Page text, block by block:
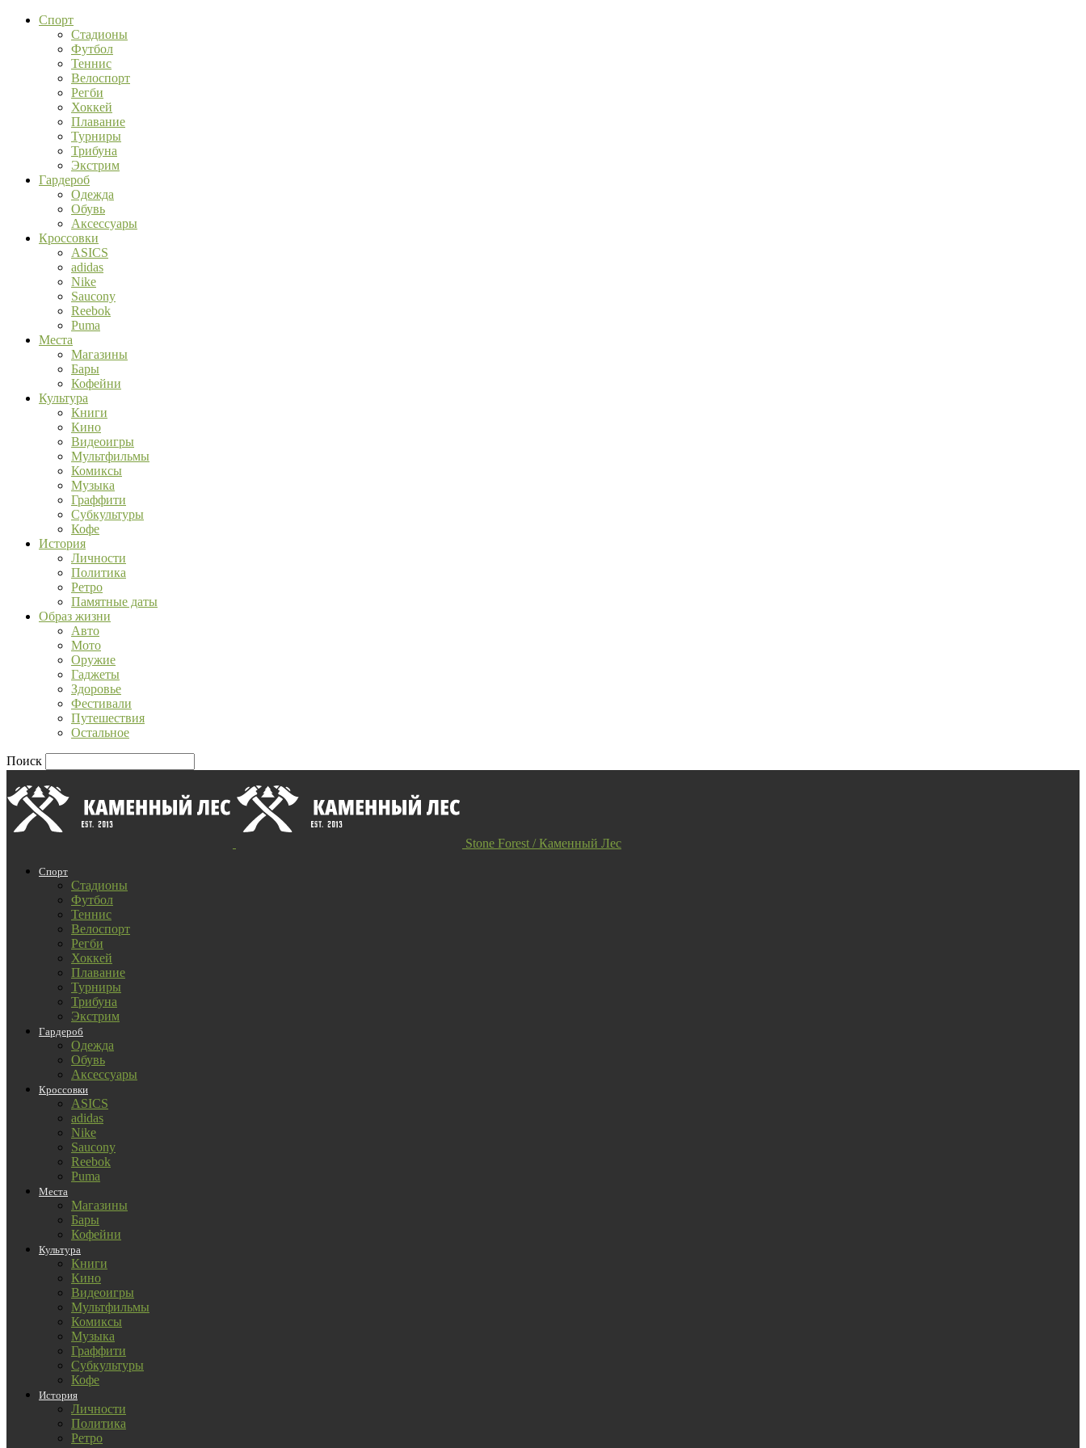
Спорт
Стадионы
Футбол
Теннис
Велоспорт
Регби
Хоккей
Плавание
Турниры
Трибуна
Экстрим
Гардероб
Одежда
Обувь
Аксессуары
Кроссовки
ASICS
adidas
Nike
Saucony
Reebok
Puma
Места
Магазины
Бары
Кофейни
Культура
Книги
Кино
Видеоигры
Мультфильмы
Комиксы
Музыка
Граффити
Субкультуры
Кофе
История
Личности
Политика
Ретро
Памятные даты
Образ жизни
Авто
Мото
Оружие
Гаджеты
Здоровье
Фестивали
Путешествия
Остальное
Поиск
Stone Forest / Каменный Лес
Спорт
Стадионы
Футбол
Теннис
Велоспорт
Регби
Хоккей
Плавание
Турниры
Трибуна
Экстрим
Гардероб
Одежда
Обувь
Аксессуары
Кроссовки
ASICS
adidas
Nike
Saucony
Reebok
Puma
Места
Магазины
Бары
Кофейни
Культура
Книги
Кино
Видеоигры
Мультфильмы
Комиксы
Музыка
Граффити
Субкультуры
Кофе
История
Личности
Политика
Ретро